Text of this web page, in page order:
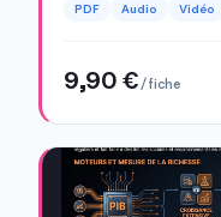
PDF Audio Vidéo
9,90 €/ fiche